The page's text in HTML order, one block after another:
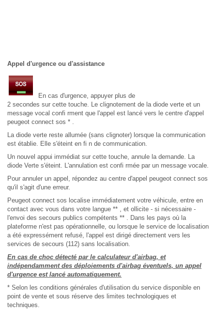
Appel d'urgence ou d'assistance
En cas d'urgence, appuyer plus de
2 secondes sur cette touche. Le clignotement de la diode verte et un
message vocal confi rment que l'appel est lancé vers le centre d'appel
peugeot connect sos * .
La diode verte reste allumée (sans clignoter) lorsque la communication
est établie. Elle s'éteint en fi n de communication.
Un nouvel appui immédiat sur cette touche, annule la demande. La
diode Verte s'éteint. L'annulation est confi rmée par un message vocale.
Pour annuler un appel, répondez au centre d'appel peugeot connect sos
qu'il s'agit d'une erreur.
Peugeot connect sos localise immédiatement votre véhicule, entre en
contact avec vous dans votre langue ** , et ollicite - si nécessaire -
l'envoi des secours publics compétents ** . Dans les pays où la
plateforme n'est pas opérationnelle, ou lorsque le service de localisation
a été expressément refusé, l'appel est dirigé directement vers les
services de secours (112) sans localisation.
En cas de choc détecté par le calculateur d'airbag, et
indépendamment des déploiements d'airbag éventuels, un appel
d'urgence est lancé automatiquement.
* Selon les conditions générales d'utilisation du service disponible en
point de vente et sous réserve des limites technologiques et
techniques.